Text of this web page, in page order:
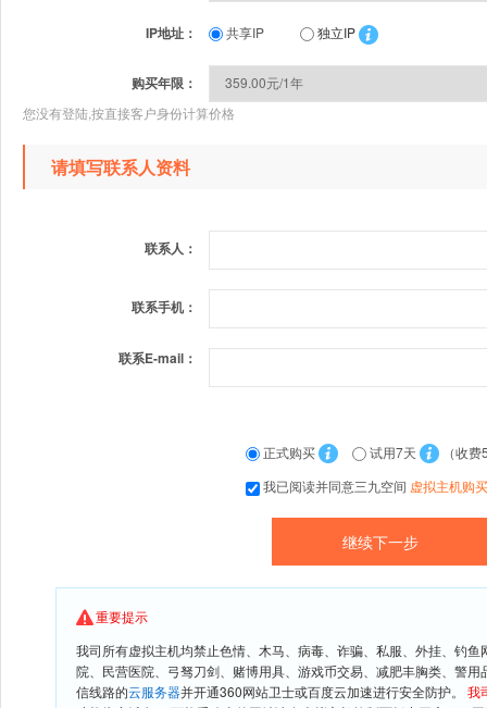
IP地址： 共享IP 独立IP
购买年限：
您没有登陆,按直接客户身份计算价格
请填写联系人资料
联系人：
联系手机：
联系E-mail：
正式购买 试用7天
（收费
我已阅读并同意三九空间 虚拟主机购
重要提示
我司所有虚拟主机均禁止色情、木马、病毒、诈骗、私服、外挂、钓
院、民营医院、弓驽刀剑、赌博用具、游戏币交易、减肥丰胸类、警
信线路的云服务器并开通360网站卫士或百度云加速进行安全防护。 我